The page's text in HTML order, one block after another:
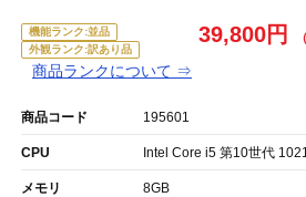
機能ランク:並品
外観ランク:訳あり品
商品ランクについて ⇒
39,800円
商品コード 195601
CPU Intel Core i5 第10世代
メモリ 8GB